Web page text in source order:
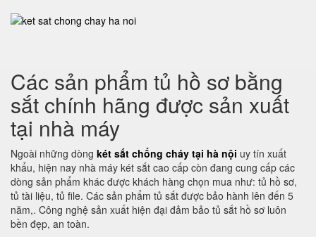
Các sản phẩm tủ hồ sơ bằng
sắt chính hãng được sản xuất
tại nhà máy
Ngoài những dòng két sắt chống cháy tại hà nội uy tín xuất
khẩu, hiện nay nhà máy két sắt cao cấp còn đang cung cấp các
dòng sản phẩm khác được khách hàng chọn mua như: tủ hồ sơ,
tủ tài liệu, tủ file. Các sản phẩm tủ sắt được bảo hành lên đến 5
năm,. Công nghệ sản xuất hiện đại đảm bảo tủ sắt hồ sơ luôn
bền đẹp, an toàn.